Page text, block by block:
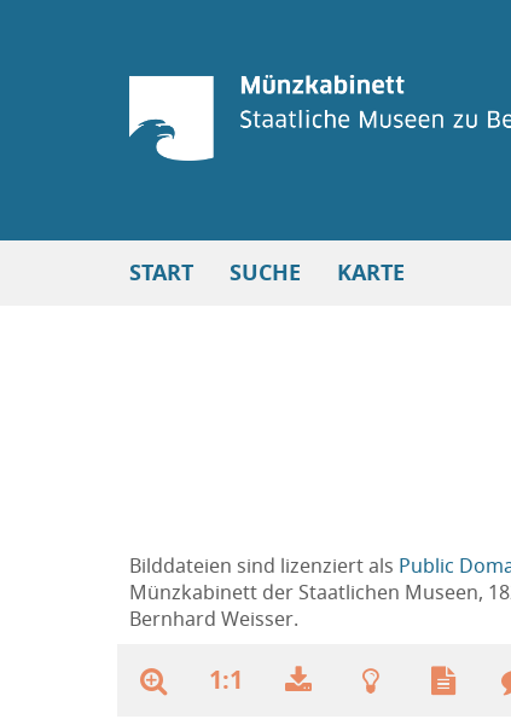
START SUCHE KARTE
Bilddateien sind lizenziert als Public
Münzkabinett der Staatlichen Museen,
Bernhard Weisser.
1:1